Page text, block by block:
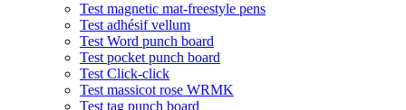
Test magnetic mat-freestyle pens
Test adhésif vellum
Test Word punch board
Test pocket punch board
Test Click-click
Test massicot rose WRMK
Test tag punch board